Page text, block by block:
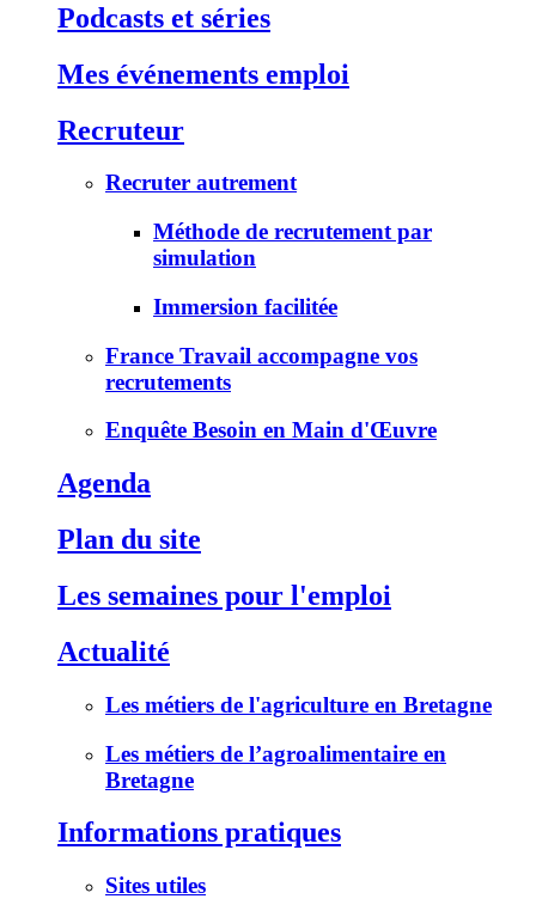
Podcasts et séries
Mes événements emploi
Recruteur
Recruter autrement
Méthode de recrutement par
simulation
Immersion facilitée
France Travail accompagne vos
recrutements
Enquête Besoin en Main d'Œuvre
Agenda
Plan du site
Les semaines pour l'emploi
Actualité
Les métiers de l'agriculture en Bretagne
Les métiers de l’agroalimentaire en
Bretagne
Informations pratiques
Sites utiles